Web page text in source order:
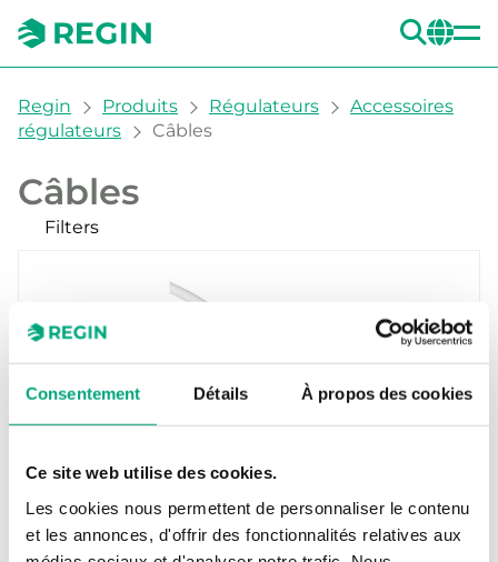
Consentement Détails À propos des cookies
Ce site web utilise des cookies.
Les cookies nous permettent de personnaliser le contenu
et les annonces, d'offrir des fonctionnalités relatives aux
You are here:
Regin Produits Régulateurs
Accessoires
régulateurs
Câbles
Câbles
Filters
REGIN
EDSP-K3
Câble de 3 m pour raccorder un écran externe